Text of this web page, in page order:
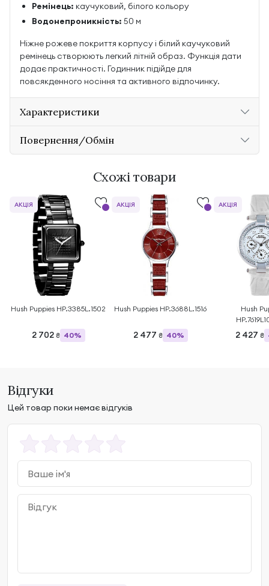
Ремінець: каучуковий, білого кольору
Водонепроникність: 50 м
Ніжне рожеве покриття корпусу і білий каучуковий
ремінець створюють легкий літній образ. Функція дати
додає практичності. Годинник підійде для
повсякденного носіння та активного відпочинку.
Характеристики
Повернення/Обмін
Схожі товари
Hush Puppies HP.3385L.1502
2 702 ₴ 40%
АКЦІЯ
Hush Puppies HP.3688L.1516
2 477 ₴ 40%
АКЦІЯ
Hush
2 427 ₴
АКЦІЯ
Відгуки
Цей товар поки немає відгуків